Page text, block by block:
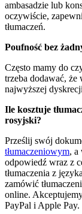
ambasadzie lub
oczywiście,
tłumaczeń.
Poufność bez
Często mamy do
trzeba dodawać, że
najwyższej
Ile kosztuje
rosyjski?
Prześlij swój
tłumaczeniowym, a
odpowiedź wraz z
tłumaczenia z
zamówić
online.
PayPal i Apple Pay.